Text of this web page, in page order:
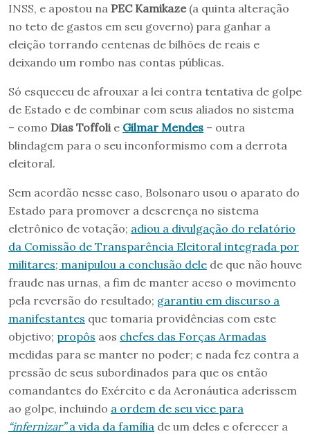
INSS, e apostou na PEC Kamikaze(a quinta alteração
no teto de gastos em seu governo) para ganhar a
eleição torrando centenas de bilhões de reais e
deixando um rombo nas contas públicas.
Só esqueceu de afrouxar a lei contra tentativa de golpe
de Estado e de combinar com seus aliados no sistema
– como Dias Toffoli e Gilmar Mendes – outra
blindagem para o seu inconformismo com a derrota
eleitoral.
Sem acordão nesse caso, Bolsonaro usou o aparato do
Estado para promover a descrença no sistema
eletrônico de votação; adiou a divulgação do relatório
da Comissão de Transparência Eleitoral integrada por
militares; manipulou a conclusão dele de que não houve
fraude nas urnas, a fim de manter aceso o movimento
pela reversão do resultado; garantiu em discurso a
manifestantes que tomaria providências com este
objetivo; propôs aos chefes das Forças Armadas
medidas para se manter no poder; e nada fez contra a
pressão de seus subordinados para que os então
comandantes do Exército e da Aeronáutica aderissem
ao golpe, incluindo a ordem de seu vice para
“infernizar”a vida da família de um deles e oferecer a